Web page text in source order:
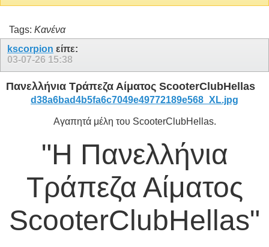
Tags: Κανένα
kscorpion είπε:
03-07-26 15:38
Πανελλήνια Τράπεζα Αίματος ScooterClubHellas
d38a6bad4b5fa6c7049e49772189e568_XL.jpg
Αγαπητά μέλη του ScooterClubHellas.
"Η Πανελλήνια
Τράπεζα Αίματος
ScooterClubHellas"